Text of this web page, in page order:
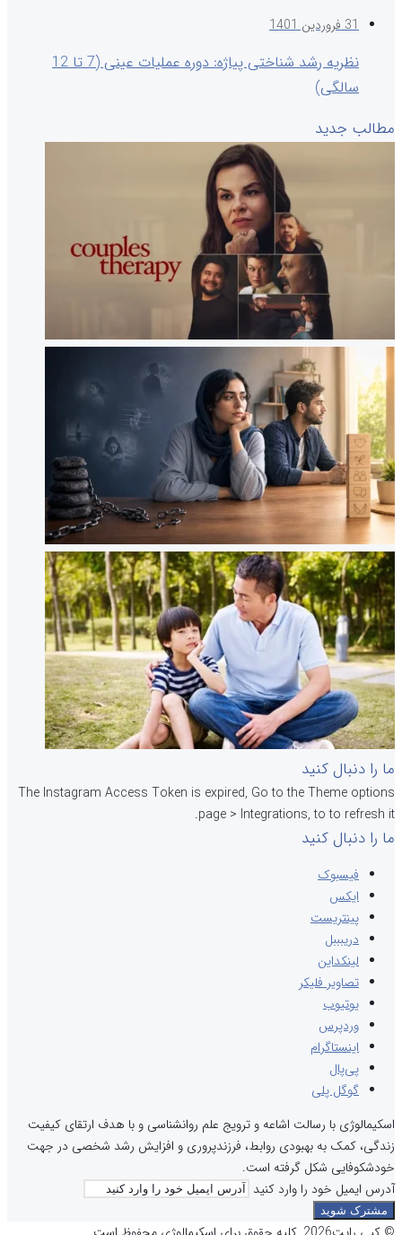
31 فروردین 1401
نظریه رشد شناختی پیاژه: دوره عملیات عینی (7 تا 12
سالگی)
مطالب جدید
ما را دنبال کنید
The Instagram Access Token is expired, Go to the Theme options
page > Integrations, to to refresh it.
ما را دنبال کنید
فیسبوک
ایکس
پینتریست
دریبببل
لینکداین
تصاویر فلیکر
یوتیوب
وردپرس
اینستاگرام
پی‌پال
گوگل پلی
اسکیمالوژی با رسالت اشاعه و ترویج علم روانشناسی و با هدف ارتقای کیفیت
زندگی، کمک به بهبودی روابط، فرزندپروری و افزایش رشد شخصی در جهت
خودشکوفایی شکل گرفته است.
آدرس ایمیل خود را وارد کنید